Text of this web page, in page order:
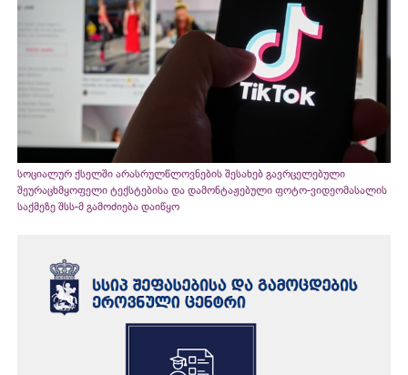
სოციალურ ქსელში არასრულწლოვნების შესახებ გავრცელებული
შეურაცხმყოფელი ტექსტებისა და დამონტაჟებული ფოტო-ვიდეომასალის
საქმეზე შსს-მ გამოძიება დაიწყო